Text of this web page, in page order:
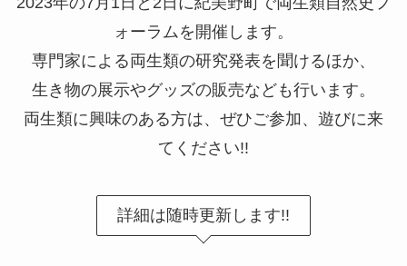
ォーラムを開催します。
専門家による両生類の研究発表を聞けるほか、
生き物の展示やグッズの販売なども行います。
両生類に興味のある方は、ぜひご参加、遊びに来
てください!!
詳細は随時更新します!!